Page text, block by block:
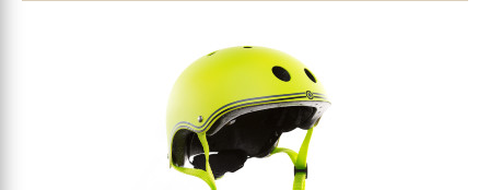
подшипниками
Мягкие MFX безфланцевые 180 мм
рукоятки из термопластичной
резины с нейлоновыми
наконечниками и рисунком “вихрь”